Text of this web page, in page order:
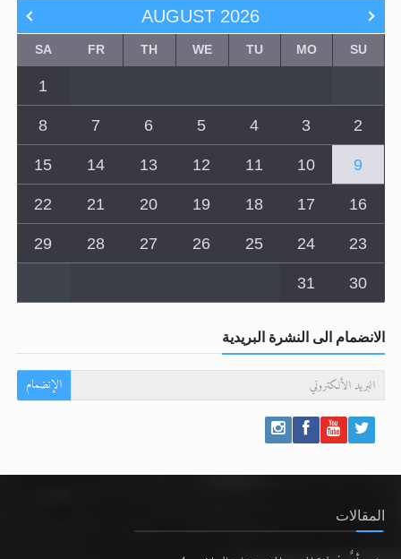
TU
WE
TH
1
8
9
10
11
12
13
14
15
16
17
18
19
20
21
22
23
24
25
26
27
28
29
30
31
الانضمام الى النشرة البريدية
المقالات
رأيٌ في لغة المسيح الموعود عليه السلام.. 4